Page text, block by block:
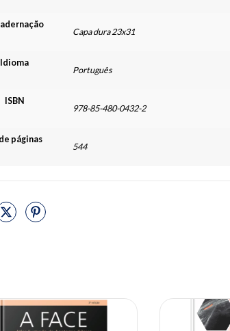
Capa dura 23x31
Idioma
Português
ISBN
978-85-480-0432-2
páginas
544